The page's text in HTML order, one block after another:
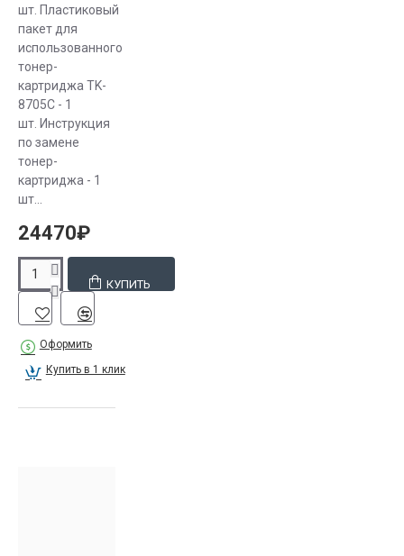
шт. Пластиковый
пакет для
использованного
тонер-
картриджа TK-
8705C - 1
шт. Инструкция
по замене
тонер-
картриджа - 1
шт...
24470₽
КУПИТЬ
Оформить
Купить в 1 клик